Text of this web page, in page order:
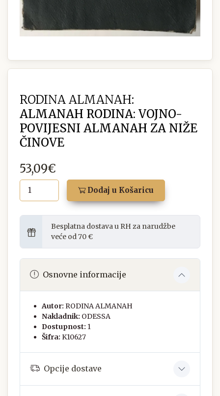
RODINA ALMANAH:
ALMANAH RODINA: VOJNO-
POVIJESNI ALMANAH ZA NIŽE
ČINOVE
53,09€
Dodaj u Košaricu
Besplatna dostava u RH za narudžbe
veće od 70 €
Osnovne informacije
Autor: RODINA ALMANAH
Nakladnik: ODESSA
Dostupnost: 1
Šifra: K10627
Opcije dostave